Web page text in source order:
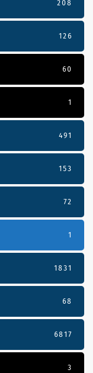
208
126
60
1
491
153
72
1
1831
68
6817
3